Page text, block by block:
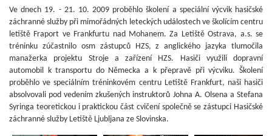
Ve dnech 19. - 21. 10. 2009 proběhlo školení a speciální výcvik hasičské
záchranné služby při mimořádných leteckých událostech ve školícím centru
letiště Fraport ve Frankfurtu nad Mohanem. Za Letiště Ostrava, a.s. se
tréninku zúčastnilo osm zástupců HZS, z anglického jazyka tlumočila
manažerka projektu Stroje a zařízení HZS. Hasiči využili dopravní
automobil k transportu do Německa a k přepravě při výcviku. Školení
proběhlo ve speciálním tréninkovém centru Letiště Frankfurt, naši hasiči
absolvovali pod vedením zkušených instruktorů Johna A. Olsena a Stefana
Syringa teoretickou i praktickou část cvičení společně se zástupci Hasičské
záchranné služby Letiště Ljubljana ze Slovinska.